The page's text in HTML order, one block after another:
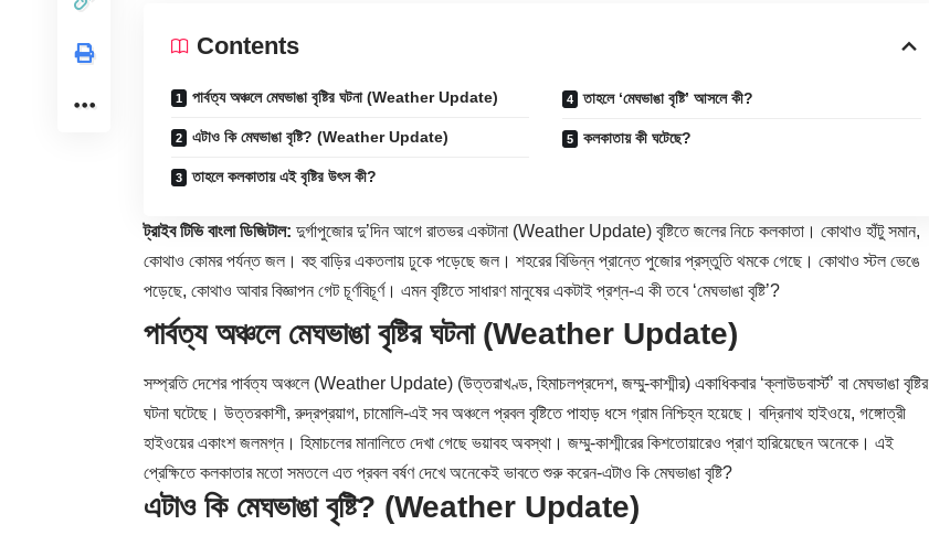
Contents
পার্বত্য অঞ্চলে মেঘভাঙা বৃষ্টির ঘটনা (Weather Update)
এটাও কি মেঘভাঙা বৃষ্টি? (Weather Update)
তাহলে কলকাতায় এই বৃষ্টির উৎস কী?
তাহলে ‘মেঘভাঙা বৃষ্টি’ আসলে কী?
কলকাতায় কী ঘটেছে?
ট্রাইব টিভি বাংলা ডিজিটাল: দুর্গাপুজোর দু’দিন আগে রাতভর একটানা (Weather Update) বৃষ্টিতে জলের নিচে কলকাতা। কোথাও হাঁটু সমান,
কোথাও কোমর পর্যন্ত জল। বহু বাড়ির একতলায় ঢুকে পড়েছে জল। শহরের বিভিন্ন প্রান্তে পুজোর প্রস্তুতি থমকে গেছে। কোথাও স্টল ভেঙে
পড়েছে, কোথাও আবার বিজ্ঞাপন গেট চূর্ণবিচূর্ণ। এমন বৃষ্টিতে সাধারণ মানুষের একটাই প্রশ্ন-এ কী তবে ‘মেঘভাঙা বৃষ্টি’?
পার্বত্য অঞ্চলে মেঘভাঙা বৃষ্টির ঘটনা (Weather Update)
সম্প্রতি দেশের পার্বত্য অঞ্চলে (Weather Update) (উত্তরাখণ্ড, হিমাচলপ্রদেশ, জম্মু-কাশ্মীর) একাধিকবার ‘ক্লাউডবার্স্ট’ বা মেঘভাঙা বৃষ্টির
ঘটনা ঘটেছে। উত্তরকাশী, রুদ্রপ্রয়াগ, চামোলি-এই সব অঞ্চলে প্রবল বৃষ্টিতে পাহাড় ধসে গ্রাম নিশ্চিহ্ন হয়েছে। বদ্রিনাথ হাইওয়ে, গঙ্গোত্রী
হাইওয়ের একাংশ জলমগ্ন। হিমাচলের মানালিতে দেখা গেছে ভয়াবহ অবস্থা। জম্মু-কাশ্মীরের কিশতোয়ারেও প্রাণ হারিয়েছেন অনেকে। এই
প্রেক্ষিতে কলকাতার মতো সমতলে এত প্রবল বর্ষণ দেখে অনেকেই ভাবতে শুরু করেন-এটাও কি মেঘভাঙা বৃষ্টি?
এটাও কি মেঘভাঙা বৃষ্টি? (Weather Update)